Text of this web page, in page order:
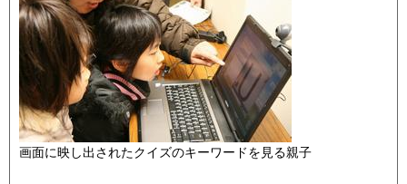
画面に映し出されたクイズのキーワードを見る親子